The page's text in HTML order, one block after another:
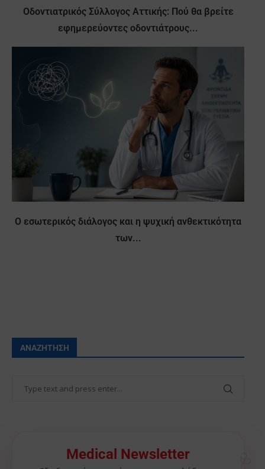
Οδοντιατρικός Σύλλογος Αττικής: Πού θα βρείτε
εφημερεύοντες οδοντιάτρους...
Ο εσωτερικός διάλογος και η ψυχική ανθεκτικότητα
των...
ΑΝΑΖΉΤΗΣΗ
Medical Newsletter